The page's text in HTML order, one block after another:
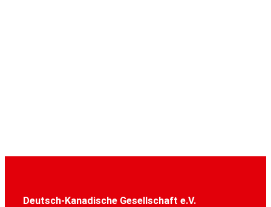
Deutsch-Kanadische Gesellschaft e.V.